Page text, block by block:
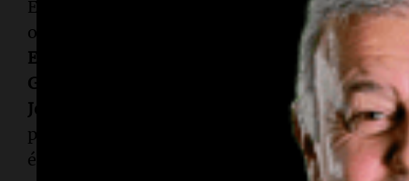
El jefe de Gobierno porteño, Jorge Macri,
operativos, específicamente en la intersección
Emilio Lamarca
, junto al
Giménez
, y el secretario del área,Maximiliano
Jorge Macri
afirmó: "Un muro de control para
peor del conurbano. El mensaje es muy claro:
época del vale todo se terminó".